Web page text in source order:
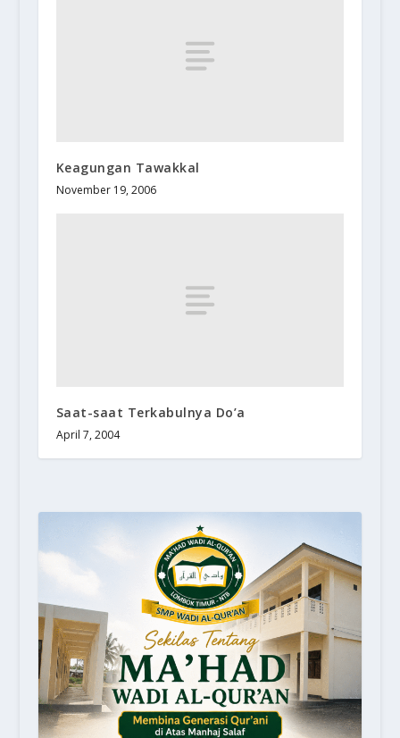
Keagungan Tawakkal
November 19, 2006
Saat-saat Terkabulnya Do’a
April 7, 2004